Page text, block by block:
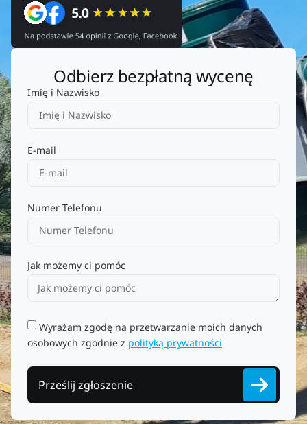
Odbierz bezpłatną wycenę
Imię i Nazwisko
E-mail
Numer Telefonu
Jak możemy ci pomóc
Wyrażam zgodę na przetwarzanie moich danych
osobowych zgodnie z polityką prywatności
Prześlij zgłoszenie